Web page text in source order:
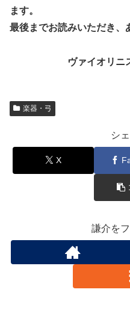
ます。
最後までお読みいただき、
ヴァイオリ
楽器・弓
シ
X
謙介を